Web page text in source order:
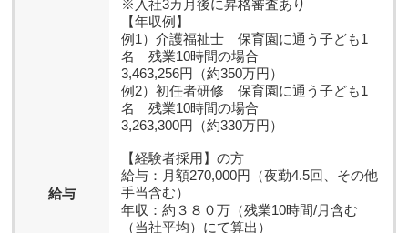
給与
※入社3カ月後に昇格審査あり
【年収例】
例1）介護福祉士 保育園に通う子ども1
名 残業10時間の場合
3,463,256円（約350万円）
例2）初任者研修 保育園に通う子ども1
名 残業10時間の場合
3,263,300円（約330万円）
【経験者採用】の方
給与：月額270,000円（夜勤4.5回、その他
手当含む）
年収：約３８０万（残業10時間/月含む
（当社平均）にて算出）